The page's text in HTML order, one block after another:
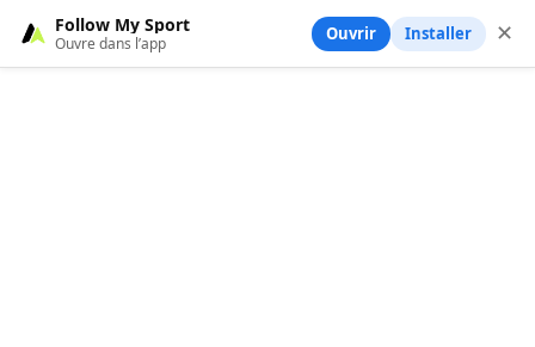
Follow My Sport
Ouvre dans l’app Ouvrir Installer ✕